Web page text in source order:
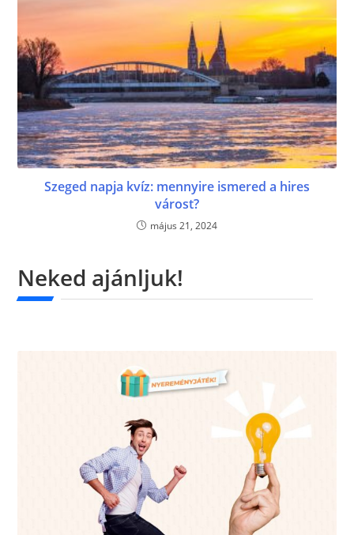
Szeged napja kvíz: mennyire ismered a hires
várost?
május 21, 2024
Neked ajánljuk!